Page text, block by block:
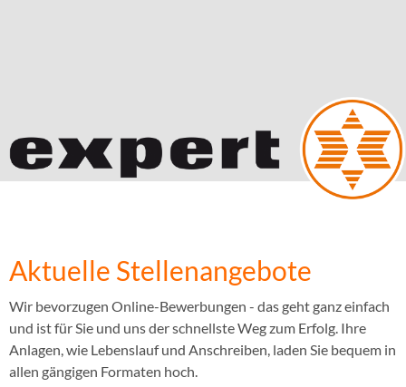
Aktuelle Stellenangebote
Wir bevorzugen Online-Bewerbungen - das geht ganz einfach
und ist für Sie und uns der schnellste Weg zum Erfolg. Ihre
Anlagen, wie Lebenslauf und Anschreiben, laden Sie bequem in
allen gängigen Formaten hoch.